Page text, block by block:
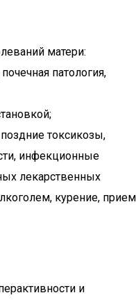
матери:
патология,
токсикозы,
инфекционные
лекарственных
курение, прием
и